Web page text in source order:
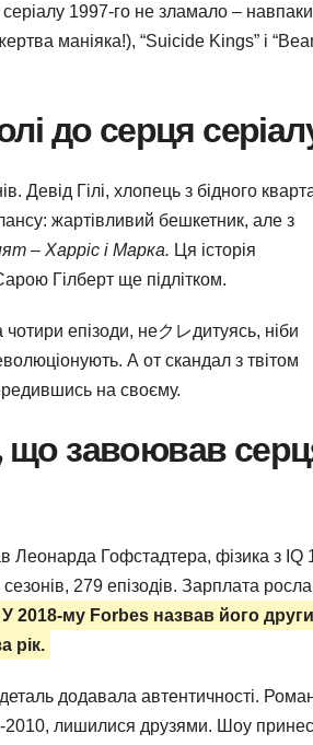
1997-го не зламало –
маніяка!), “Suicide Kings” і
до серця
Девід Гілі, хлопець з бідного
жартівливий бешкетник, але з
– Харріс і Марка. Ця історія
Гілберт ще підлітком.
епізоди, неクレдитуясь, ніби
А от скандал з твітом
на своєму.
що завоював
Леонарда Гофстадтера, фізика з IQ
279 епізодів. Зарплата
У 2018-му Forbes назвав його
рік.
додавала автентичності.
2010, лишилися друзями. Шоу